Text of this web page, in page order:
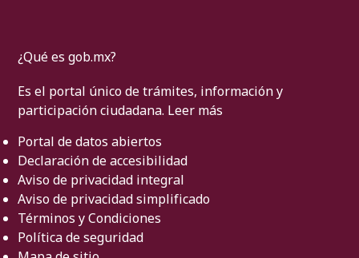
¿Qué es gob.mx?
Es el portal único de trámites, información y
participación ciudadana. Leer más
Portal de datos abiertos
Declaración de accesibilidad
Aviso de privacidad integral
Aviso de privacidad simplificado
Términos y Condiciones
Política de seguridad